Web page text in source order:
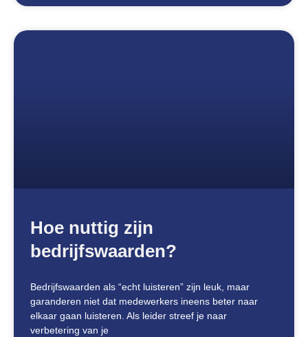
Hoe nuttig zijn
bedrijfswaarden?
Bedrijfswaarden als “echt luisteren” zijn leuk, maar
garanderen niet dat medewerkers ineens beter naar
elkaar gaan luisteren. Als leider streef je naar
verbetering van je